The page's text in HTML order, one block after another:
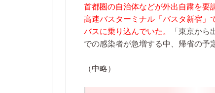
首都圏の自治体などが外出自粛を要
高速バスターミナル「バスタ新宿」
バスに乗り込んでいた。
「東京か
での感染者が急増する中、帰省の予
（中略）